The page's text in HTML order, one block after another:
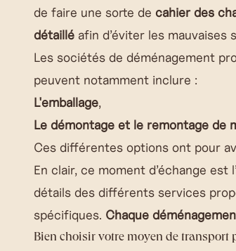
de faire une sorte de cahier des
détaillé afin d’éviter les
Les sociétés de déménagement
peuvent notamment inclure :
L'emballage,
Le démontage et le remontage de
Ces différentes options ont pour
En clair, ce moment d’échange
détails des différents services
spécifiques. Chaque
Bien choisir votre moyen de transport